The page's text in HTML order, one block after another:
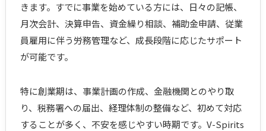
きます。すでに事業を始めている方には、日々の記帳、
月次会計、決算申告、資金繰り相談、補助金申請、従業
員雇用に伴う労務管理など、成長段階に応じたサポート
が可能です。
特に創業期は、事業計画の作成、金融機関とのやり取
り、税務署への届出、経理体制の整備など、初めて対応
することが多く、不安を感じやすい時期です。V-Spirits